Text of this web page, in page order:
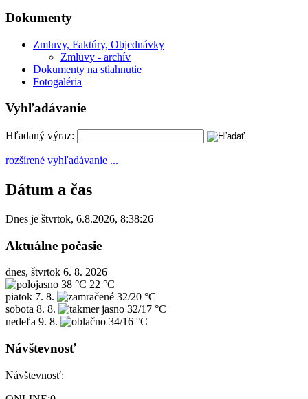
Dokumenty
Zmluvy, Faktúry, Objednávky
Zmluvy - archív
Dokumenty na stiahnutie
Fotogaléria
Vyhľadávanie
Hľadaný výraz:
rozšírené vyhľadávanie ...
Dátum a čas
Dnes je štvrtok, 6.8.2026, 8:38:26
Aktuálne počasie
dnes, štvrtok 6. 8. 2026
38 °C 22 °C
piatok 7. 8.
32/20 °C
sobota 8. 8.
32/17 °C
nedeľa 9. 8. 34/16 °C
Návštevnosť
Návštevnosť: